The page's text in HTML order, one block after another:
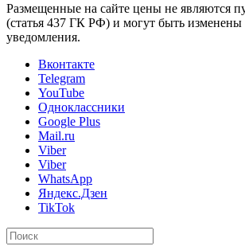
Размещенные на сайте цены не являются
(статья 437 ГК РФ) и могут быть изменены
уведомления.
Вконтакте
Telegram
YouTube
Одноклассники
Google Plus
Mail.ru
Viber
Viber
WhatsApp
Яндекс.Дзен
TikTok